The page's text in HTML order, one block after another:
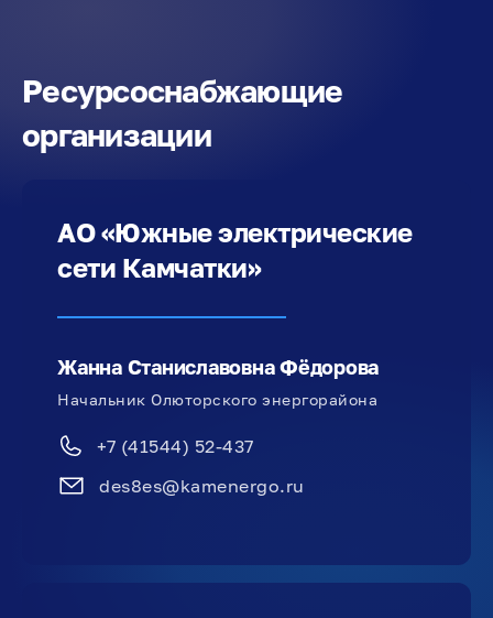
Ресурсоснабжающие
организации
АО «Южные электрические
сети Камчатки»
Жанна Станиславовна Фёдорова
Начальник Олюторского энергорайона
+7 (41544) 52-437
des8es@kamenergo.ru